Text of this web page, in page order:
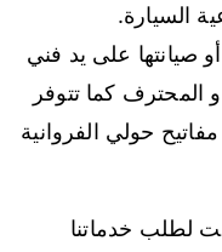
السيارة.
صيانتها على يد فني
المحترف كما تتوفر
حولي الفروانية
لطلب خدماتنا